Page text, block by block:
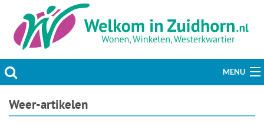
MENU
Actueel
Weer-artikelen